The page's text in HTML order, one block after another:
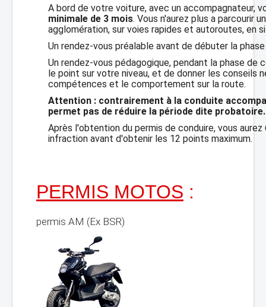
A bord de votre voiture, avec un accompagnateur,
minimale de 3 mois. Vous n'aurez plus a parcourir
agglomération, sur voies rapides et autoroutes, en
Un rendez-vous préalable avant de débuter la
Un rendez-vous pédagogique, pendant la phase
le point sur votre niveau, et de donner les conseils
compétences et le comportement sur la route.
Attention : contrairement à la conduite
permet pas de réduire la période dite probatoire.
Après l'obtention du permis de conduire, vous
infraction avant d'obtenir les 12 points maximum.
PERMIS MOTOS :
permis AM (Ex BSR)